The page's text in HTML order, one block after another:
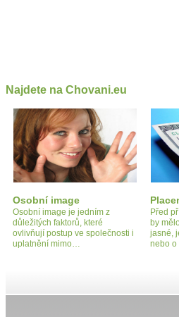
Najdete na Chovani.eu
Osobní image
Osobní image je jedním z
důležitých faktorů, které
ovlivňují postup ve společnosti i
uplatnění mimo…
Před
by
jasné,
nebo